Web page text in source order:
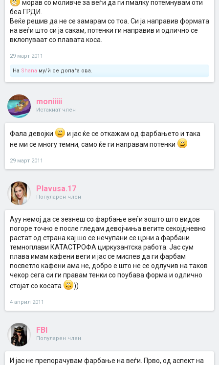
морав со моливче за веѓи да ги пмалку потемнувам оти
беа ГРДИ.
Веќе решив да не се замарам со тоа. Си ја направив формата
на веѓи што си ја сакам, потенки ги направив и одлично се
вклопуваат со плавата коса.
29 март 2011
На Shana му/ѝ се допаѓа ова.
moniiiii
Истакнат член
Фала девојки
и јас ќе се откажам од фарбањето и така
не ми се многу темни, само ќе ги направам потенки
29 март 2011
Plavusa.17
Популарен член
Ауу немој да се зезнеш со фарбање веѓи зошто што видов
погоре точно е после гледам девојчиња вегите секојдневно
растат од страна кај шо се нечупани се црни а фарбани
темноплави КАТАСТРОФА циркузантска работа. Јас сум
плава имам кафени веги и јас се мислев да ги фарбам
посветло кафени ама не, добро е што не се одлучив на таков
чекор сега си ги правам тенки со поубава форма и одлично
стојат со косата
))
4 април 2011
FBI
Популарен член
И јас не препорачувам фарбање на веѓи. Прво, од аспект на